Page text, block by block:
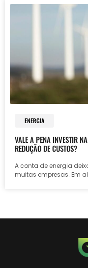
ENERGIA
VALE A PENA INVESTIR
REDUÇÃO DE CUSTOS?
A conta de energia
muitas empresas. Em